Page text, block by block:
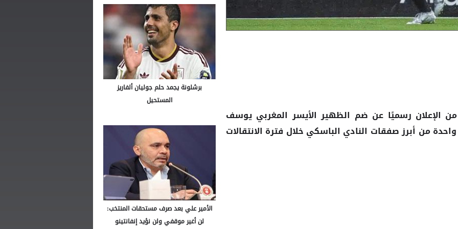
الإعلان رسميًا عن ضم الظهير الأيسر المغربي يوسف
من أبرز صفقات النادي الباسكي خلال فترة الانتقالات
برشلونة يجمد حلم جوليان ألفاريز
المستحيل
الأمير علي بعد صرف مستحقات المنتخب:
لن أغير موقفي ولن نؤيد إنفانتينو